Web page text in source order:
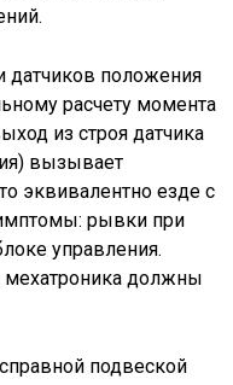
датчиков положения
расчету момента
из строя датчика
вызывает
эквивалентно езде с
рывки при
управления.
мехатроника должны
подвеской